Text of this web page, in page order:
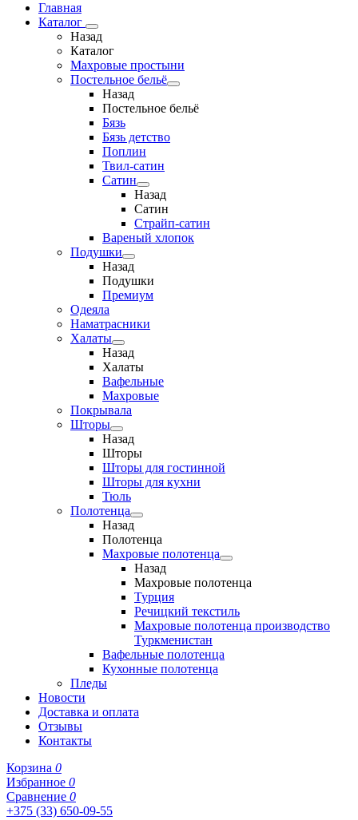
Главная
Каталог
Назад
Каталог
Махровые простыни
Постельное бельё
Назад
Постельное бельё
Бязь
Бязь детство
Поплин
Твил-сатин
Сатин
Назад
Сатин
Страйп-сатин
Вареный хлопок
Подушки
Назад
Подушки
Премиум
Одеяла
Наматрасники
Халаты
Назад
Халаты
Вафельные
Махровые
Покрывала
Шторы
Назад
Шторы
Шторы для гостинной
Шторы для кухни
Тюль
Полотенца
Назад
Полотенца
Махровые полотенца
Назад
Махровые полотенца
Турция
Речицкий текстиль
Махровые полотенца производство
Туркменистан
Вафельные полотенца
Кухонные полотенца
Пледы
Новости
Доставка и оплата
Отзывы
Контакты
Корзина 0
Избранное 0
Сравнение 0
+375 (33) 650-09-55